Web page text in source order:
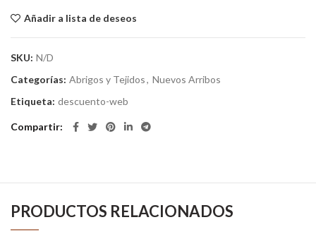
Añadir a lista de deseos
SKU: N/D
Categorías: Abrigos y Tejidos, Nuevos Arribos
Etiqueta: descuento-web
Compartir
PRODUCTOS RELACIONADOS